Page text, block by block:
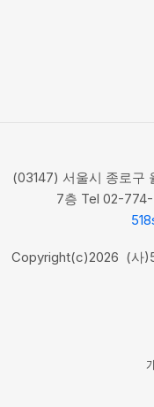
(03147) 서울시 종로구
7층 Tel 02-
Copyright(c)2026 (사